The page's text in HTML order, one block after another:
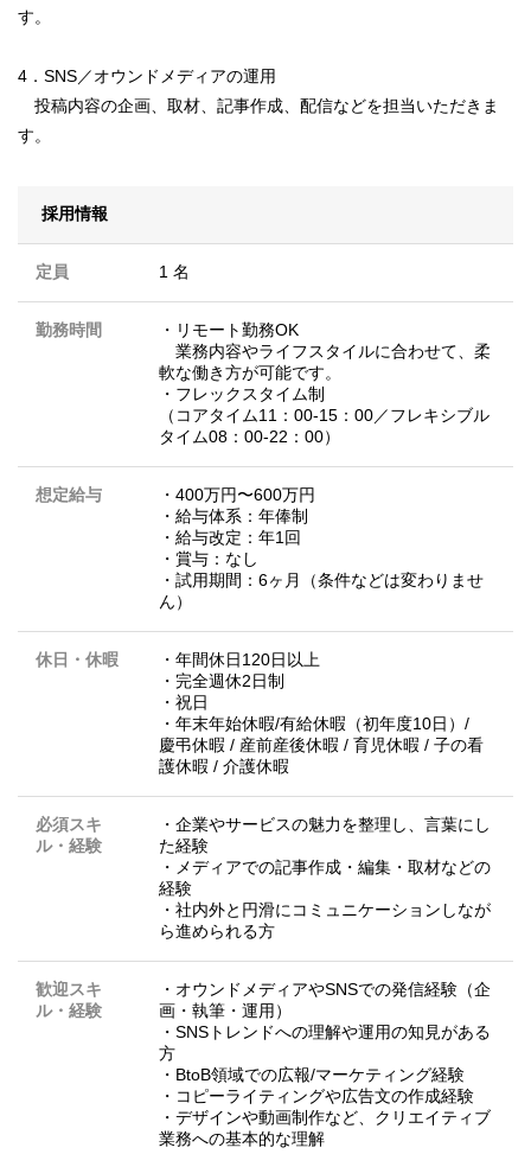
す。
4．SNS／オウンドメディアの運用
投稿内容の企画、取材、記事作成、配信などを担当いただきま
す。
採用情報
定員 1 名
勤務時間
・リモート勤務OK
業務内容やライフスタイルに合わせて、柔
軟な働き方が可能です。
・フレックスタイム制
（コアタイム11：00-15：00／フレキシブル
タイム08：00-22：00）
想定給与
・400万円〜600万円
・給与体系：年俸制
・給与改定：年1回
・賞与：なし
・試用期間：6ヶ月（条件などは変わりませ
ん）
休日・休暇
・年間休日120日以上
・完全週休2日制
・祝日
・年末年始休暇/有給休暇（初年度10日）/
慶弔休暇 / 産前産後休暇 / 育児休暇 / 子の看
護休暇 / 介護休暇
必須スキ
ル・経験
・企業やサービスの魅力を整理し、言葉にし
た経験
・メディアでの記事作成・編集・取材などの
経験
・社内外と円滑にコミュニケーションしなが
ら進められる方
歓迎スキ
ル・経験
・オウンドメディアやSNSでの発信経験（企
画・執筆・運用）
・SNSトレンドへの理解や運用の知見がある
方
・BtoB領域での広報/マーケティング経験
・コピーライティングや広告文の作成経験
・デザインや動画制作など、クリエイティブ
業務への基本的な理解